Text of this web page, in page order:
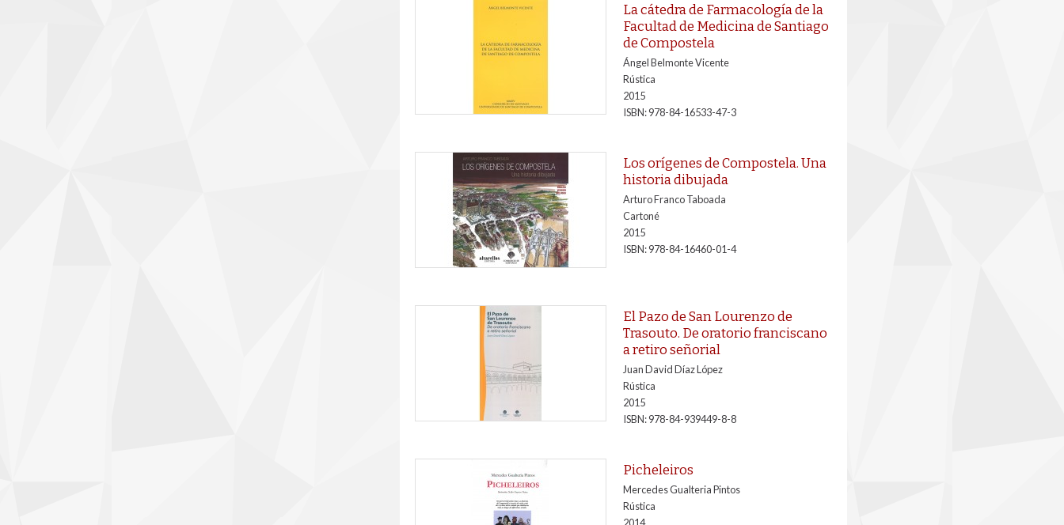
La cátedra de Farmacología de la
Facultad de Medicina de Santiago
de Compostela
Ángel Belmonte Vicente
Rústica
2015
ISBN:978-84-16533-47-3
Los orígenes de Compostela. Una
historia dibujada
Arturo Franco Taboada
Cartoné
2015
ISBN:978-84-16460-01-4
El Pazo de San Lourenzo de
Trasouto. De oratorio franciscano
a retiro señorial
Juan David Díaz López
Rústica
2015
ISBN:978-84-939449-8-8
Picheleiros
Mercedes Gualteria Pintos
Rústica
2014